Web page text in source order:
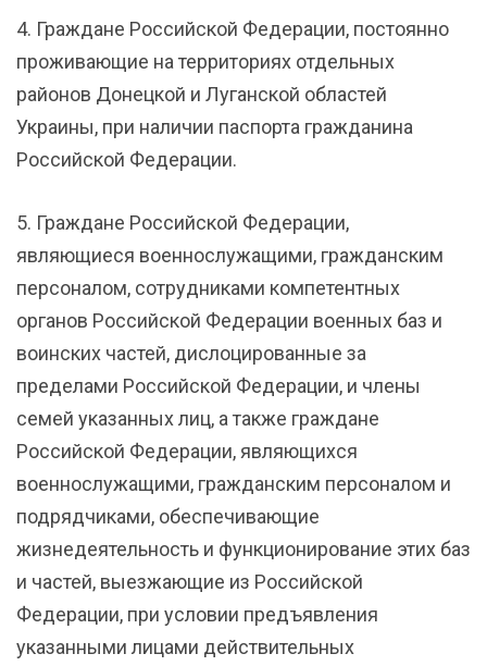
4. Граждане Российской Федерации, постоянно
проживающие на территориях отдельных
районов Донецкой и Луганской областей
Украины, при наличии паспорта гражданина
Российской Федерации.
5. Граждане Российской Федерации,
являющиеся военнослужащими, гражданским
персоналом, сотрудниками компетентных
органов Российской Федерации военных баз и
воинских частей, дислоцированные за
пределами Российской Федерации, и члены
семей указанных лиц, а также граждане
Российской Федерации, являющихся
военнослужащими, гражданским персоналом и
подрядчиками, обеспечивающие
жизнедеятельность и функционирование этих баз
и частей, выезжающие из Российской
Федерации, при условии предъявления
указанными лицами действительных